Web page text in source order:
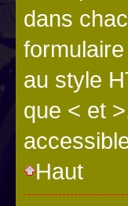
dans
au style
que < et
Haut